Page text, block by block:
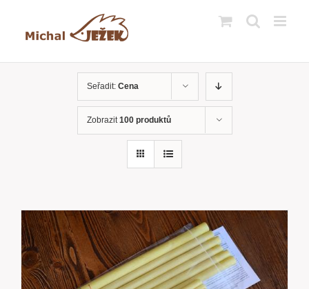
Seřadit: Cena
Zobrazit100 produktů